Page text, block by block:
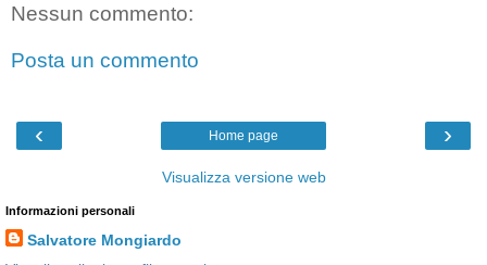
Nessun commento:
Posta un commento
‹ ›
Home page
Visualizza versione web
Informazioni personali
Salvatore Mongiardo